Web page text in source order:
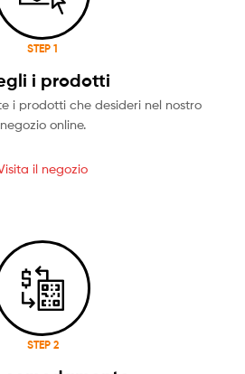
STEP 1
i prodotti
i prodotti che desideri nel nostro
negozio online.
il negozio
STEP 2